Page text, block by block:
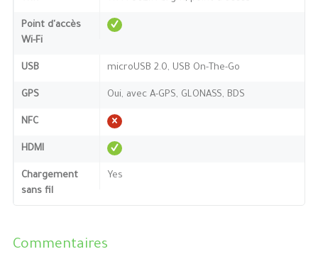
Point d'accès
Wi-Fi
USB microUSB 2.0, USB On-The-Go
GPS Oui, avec A-GPS, GLONASS, BDS
NFC
HDMI
Chargement
sans fil
Yes
Commentaires